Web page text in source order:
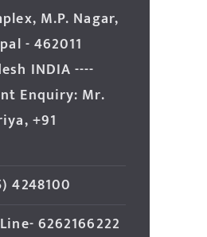
M.P. Nagar,
- 462011
INDIA ----
Enquiry: Mr.
+91
4248100
6262166222